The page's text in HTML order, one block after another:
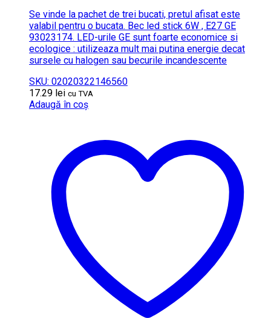
Se vinde la pachet de trei bucati, pretul afisat este
valabil pentru o bucata. Bec led stick 6W , E27 GE
93023174. LED-urile GE sunt foarte economice si
ecologice : utilizeaza mult mai putina energie decat
sursele cu halogen sau becurile incandescente
SKU: 02020322146560
17.29 lei cu TVA
Adaugă în coș